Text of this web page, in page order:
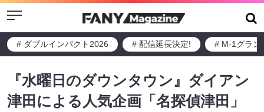
Menu
# ダブルインパクト2026 # 配信延長決定! # M-1グラン
『水曜日のダウンタウン』ダイアン
津田による人気企画「名探偵津田」